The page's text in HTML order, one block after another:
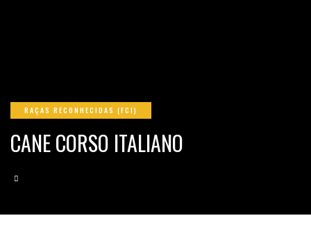
RAÇAS RECONHECIDAS (FCI)
CANE CORSO ITALIANO